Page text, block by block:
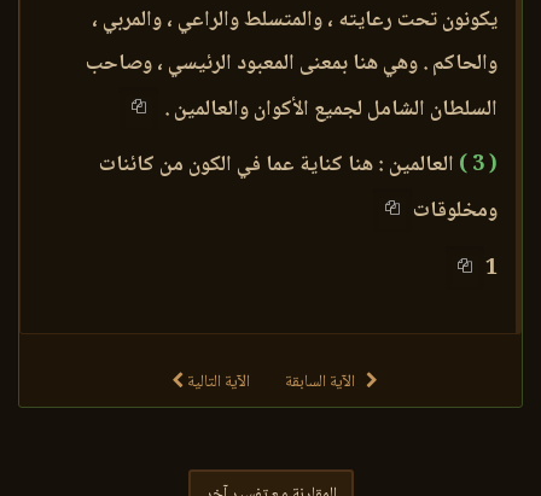
يكونون تحت رعايته ، والمتسلط والراعي ، والمربي ،
والحاكم . وهي هنا بمعنى المعبود الرئيسي ، وصاحب
السلطان الشامل لجميع الأكوان والعالمين .
( 3 )
العالمين : هنا كناية عما في الكون من كائنات
ومخلوقات
1
الآية السابقة الآية التالية